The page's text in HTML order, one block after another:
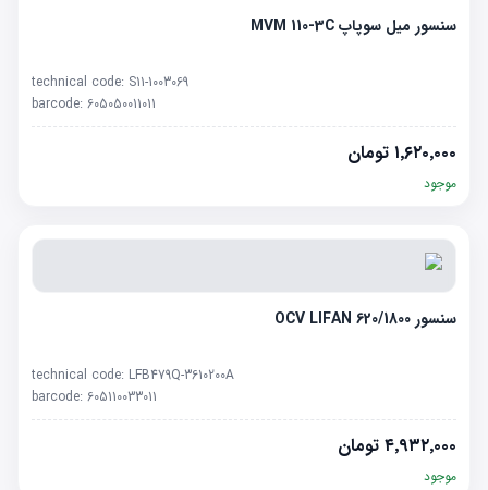
سنسور میل سوپاپ MVM 110-3C
technical code: S11-1003069
barcode: 605050011011
۱٬۶۲۰٬۰۰۰ تومان
موجود
سنسور OCV LIFAN 620/1800
technical code: LFB479Q-3610200A
barcode: 605110033011
۴٬۹۳۲٬۰۰۰ تومان
موجود